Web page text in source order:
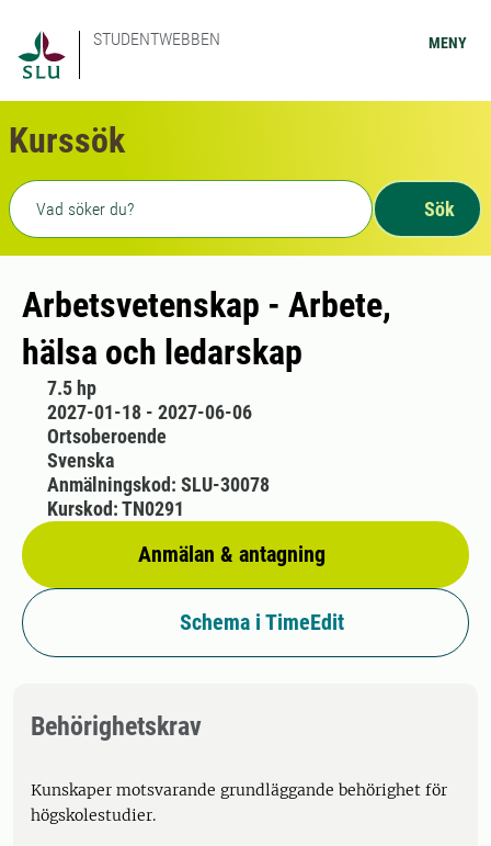
STUDENTWEBBEN MENY
Kurssök
Fritext sökning
Sök
Arbetsvetenskap - Arbete,
hälsa och ledarskap
7.5 hp
2027-01-18 - 2027-06-06
Ortsoberoende
Svenska
Anmälan & antagning
Anmälningskod: SLU-30078
Kurskod: TN0291
Schema i TimeEdit
Behörighetskrav
Kunskaper motsvarande grundläggande behörighet för
högskolestudier.